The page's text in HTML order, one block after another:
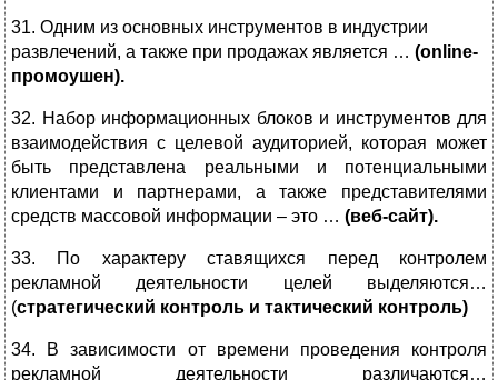
31. Одним из основных инструментов в индустрии
развлечений, а также при продажах является … (online-
промоушен).
32. Набор информационных блоков и инструментов для
взаимодействия с целевой аудиторией, которая может
быть представлена реальными и потенциальными
клиентами и партнерами, а также представителями
средств массовой информации – это … (веб-сайт).
33. По характеру ставящихся перед контролем
рекламной деятельности целей выделяются…
(стратегический контроль и тактический контроль)
34. В зависимости от времени проведения
контроля
рекламной деятельности различаются…